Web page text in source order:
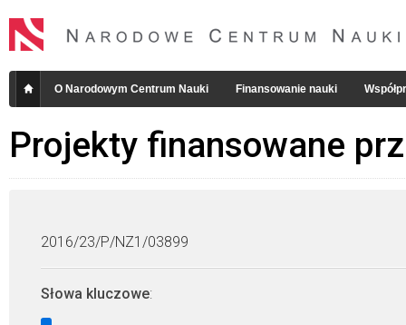
O Narodowym Centrum Nauki Finansowanie nauki
Projekty finansowane
2016/23/P/NZ1/03899
Słowa kluczowe: